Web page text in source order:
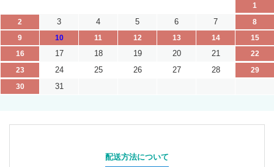
1
2
3 4 5 6 7
8
9
10 11 12 13 14
15
16
17 18 19 20 21
22
23
24 25 26 27 28
29
30
31
配送方法について